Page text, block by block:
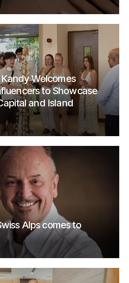
Welcomes
to Showcase
and Island
Alps comes to